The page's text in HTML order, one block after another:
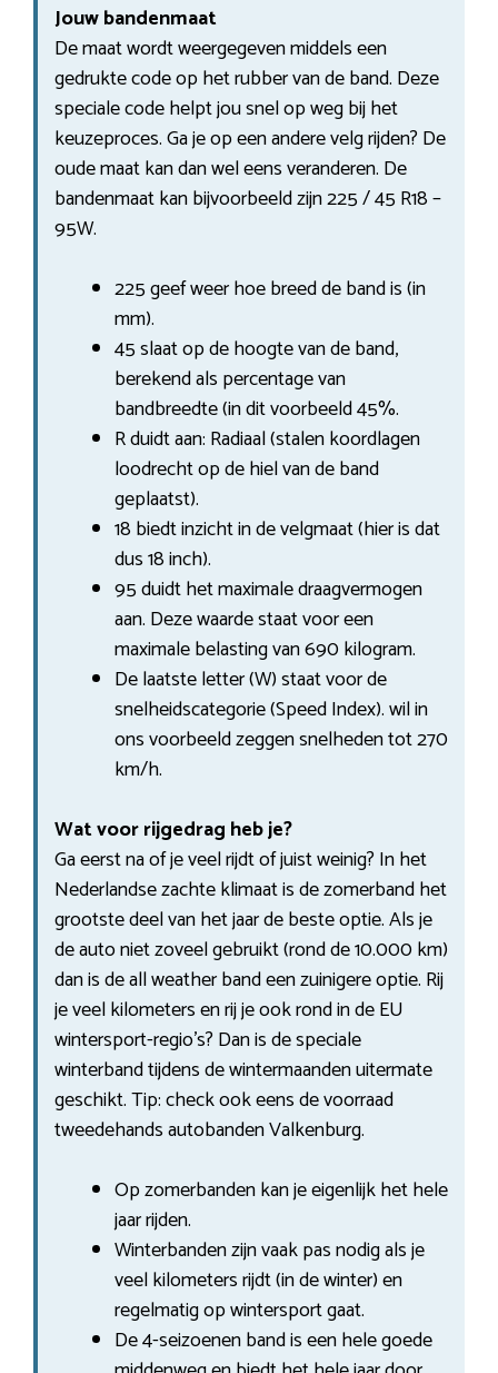
Jouw bandenmaat
De maat wordt weergegeven middels een
gedrukte code op het rubber van de band. Deze
speciale code helpt jou snel op weg bij het
keuzeproces. Ga je op een andere velg rijden? De
oude maat kan dan wel eens veranderen. De
bandenmaat kan bijvoorbeeld zijn 225 / 45 R18 –
95W.
225 geef weer hoe breed de band is (in
mm).
45 slaat op de hoogte van de band,
berekend als percentage van
bandbreedte (in dit voorbeeld 45%.
R duidt aan: Radiaal (stalen koordlagen
loodrecht op de hiel van de band
geplaatst).
18 biedt inzicht in de velgmaat (hier is dat
dus 18 inch).
95 duidt het maximale draagvermogen
aan. Deze waarde staat voor een
maximale belasting van 690 kilogram.
De laatste letter (W) staat voor de
snelheidscategorie (Speed Index). wil in
ons voorbeeld zeggen snelheden tot 270
km/h.
Wat voor rijgedrag heb je?
Ga eerst na of je veel rijdt of juist weinig? In het
Nederlandse zachte klimaat is de zomerband het
grootste deel van het jaar de beste optie. Als je
de auto niet zoveel gebruikt (rond de 10.000 km)
dan is de all weather band een zuinigere optie. Rij
je veel kilometers en rij je ook rond in de EU
wintersport-regio’s? Dan is de speciale
winterband tijdens de wintermaanden uitermate
geschikt. Tip: check ook eens de voorraad
tweedehands autobanden Valkenburg.
Op zomerbanden kan je eigenlijk het hele
jaar rijden.
Winterbanden zijn vaak pas nodig als je
veel kilometers rijdt (in de winter) en
regelmatig op wintersport gaat.
De 4-seizoenen band is een hele goede